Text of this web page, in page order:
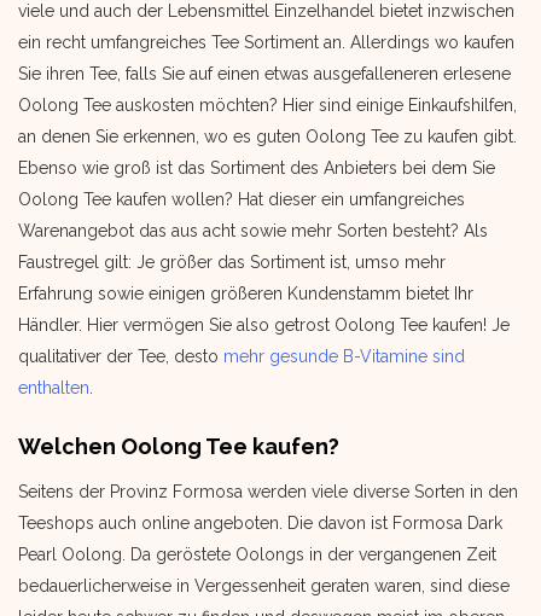
viele und auch der Lebensmittel Einzelhandel bietet inzwischen
ein recht umfangreiches Tee Sortiment an. Allerdings wo kaufen
Sie ihren Tee, falls Sie auf einen etwas ausgefalleneren erlesene
Oolong Tee auskosten möchten? Hier sind einige Einkaufshilfen,
an denen Sie erkennen, wo es guten Oolong Tee zu kaufen gibt.
Ebenso wie groß ist das Sortiment des Anbieters bei dem Sie
Oolong Tee kaufen wollen? Hat dieser ein umfangreiches
Warenangebot das aus acht sowie mehr Sorten besteht? Als
Faustregel gilt: Je größer das Sortiment ist, umso mehr
Erfahrung sowie einigen größeren Kundenstamm bietet Ihr
Händler. Hier vermögen Sie also getrost Oolong Tee kaufen! Je
qualitativer der Tee, desto mehr gesunde B-Vitamine sind
enthalten
Welchen Oolong Tee kaufen?
Seitens der Provinz Formosa werden viele diverse Sorten in den
Teeshops auch online angeboten. Die davon ist Formosa Dark
Pearl Oolong. Da geröstete Oolongs in der vergangenen Zeit
bedauerlicherweise in Vergessenheit geraten waren, sind diese